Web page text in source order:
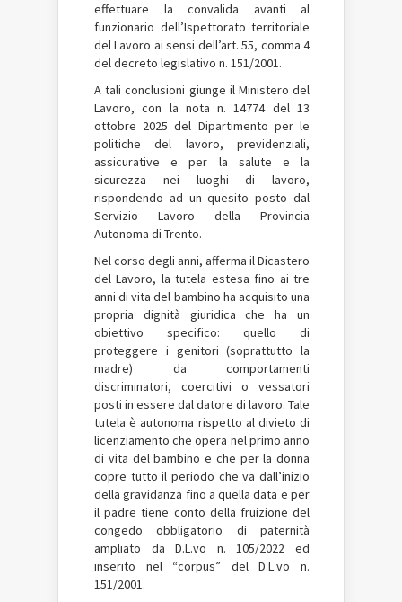
effettuare la convalida avanti al
funzionario dell’Ispettorato territoriale
del Lavoro ai sensi dell’art. 55, comma 4
del decreto legislativo n. 151/2001.
A tali conclusioni giunge il Ministero del
Lavoro, con la nota n. 14774 del 13
ottobre 2025 del Dipartimento per le
politiche del lavoro, previdenziali,
assicurative e per la salute e la
sicurezza nei luoghi di lavoro,
rispondendo ad un quesito posto dal
Servizio Lavoro della Provincia
Autonoma di Trento.
Nel corso degli anni, afferma il Dicastero
del Lavoro, la tutela estesa fino ai tre
anni di vita del bambino ha acquisito una
propria dignità giuridica che ha un
obiettivo specifico: quello di
proteggere i genitori (soprattutto la
madre) da comportamenti
discriminatori, coercitivi o vessatori
posti in essere dal datore di lavoro. Tale
tutela è autonoma rispetto al divieto di
licenziamento che opera nel primo anno
di vita del bambino e che per la donna
copre tutto il periodo che va dall’inizio
della gravidanza fino a quella data e per
il padre tiene conto della fruizione del
congedo obbligatorio di paternità
ampliato da D.L.vo n. 105/2022 ed
inserito nel “corpus” del D.L.vo n.
151/2001.